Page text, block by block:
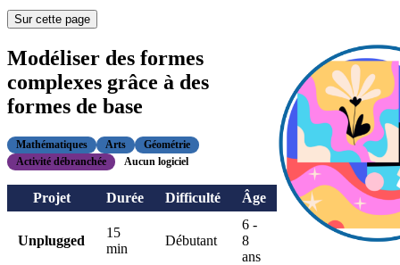
Sur cette page
Modéliser des formes
complexes grâce à des
formes de base
Mathématiques Arts
Géométrie
Activité débranchée
Aucun logiciel
Projet Durée Difficulté Âge
Unplugged
15
min
Débutant
6 -
8
ans